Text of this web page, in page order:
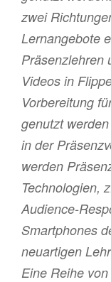
zwei
Lernangebote
Präsenzlehren
Videos in
Vorbereitung
genutzt
in der
werden
Technologien,
Audience-
Smartphones
neuartigen
Eine Reihe